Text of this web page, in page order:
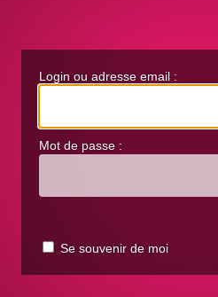
Login ou adresse email :
Mot de passe :
Se souvenir de moi